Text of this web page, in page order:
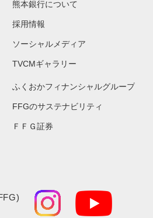
熊本銀行について
採用情報
ソーシャルメディア
TVCMギャラリー
ふくおかフィナンシャルグループ
FFGのサステナビリティ
ＦＦＧ証券